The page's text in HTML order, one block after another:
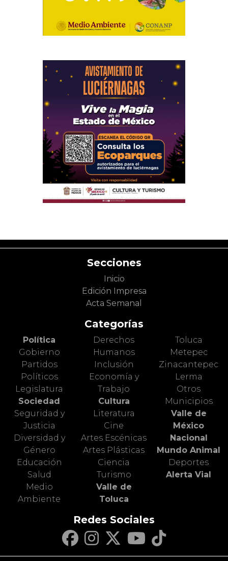
Secciones
Inicio
Edición Impresa
Acta Semanal
Categorías
Política
Gobierno
Partidos
Políticos
Legislatura
Sociedad
Seguridad y
Justicia
Diversidad y
Género
Educación
Salud
Medio
Ambiente
Derechos
Humanos
Inclusión
Economía y
Trabajo
Cultura
Literatura
Cine
Artes Escénicas
Artes Plásticas
Ciencia
Turismo
Valle de
Toluca
Toluca
Metepec
Zinacantepec
Lerma
Otros
Municipios
Valle de
México
Nacional
Mundo Animal
Deportes
Alerta Vial
Redes Sociales